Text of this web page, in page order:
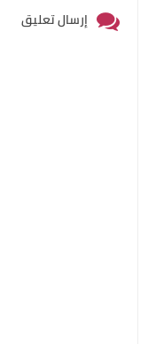
إرسال تعليق